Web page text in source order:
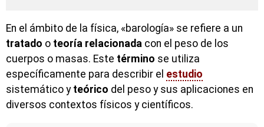
En el ámbito de la física, «barología» se refiere a un
tratado o teoría relacionada con el peso de los
cuerpos o masas. Este término se utiliza
específicamente para describir el estudio
sistemático y teórico del peso y sus aplicaciones en
diversos contextos físicos y científicos.